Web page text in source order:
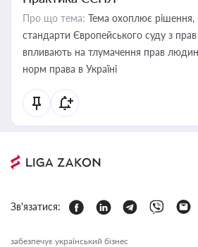
Про що тема: Тема охоплює рішення,
стандарти Європейського суду з
впливають на тлумачення прав
норм права в Україні
Зв'язатися:
забезпечує український бізнес